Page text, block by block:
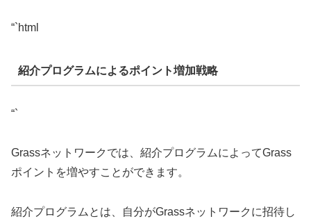
“`html
紹介プログラムによるポイント増加戦略
“`
Grassネットワークでは、紹介プログラムによってGrass
ポイントを増やすことができます。
紹介プログラムとは、自分がGrassネットワークに招待し